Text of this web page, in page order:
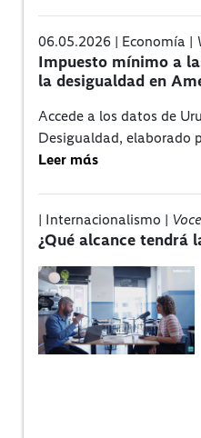
06.05.2026 | Economía |
Impuesto mínimo a
la desigualdad en
Accede a los datos de
Desigualdad, elaborado
Leer más
| Internacionalismo |
¿Qué alcance tendrá